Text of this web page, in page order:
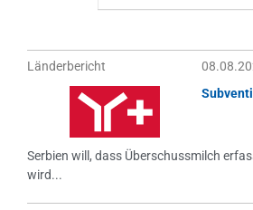
Länderbericht
Serbien will, dass Überschussmilch
wird...